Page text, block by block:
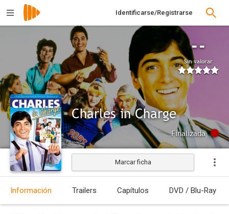
Identificarse/Registrarse
--
Sin valorar
Charles in Charge
Finalizada
Marcar ficha
Información Trailers Capítulos DVD / Blu-Ray